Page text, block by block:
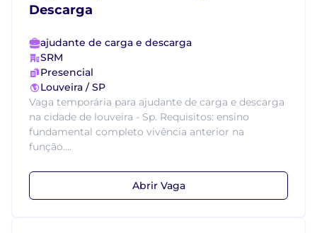
Descarga
ajudante de carga e descarga
SRM
Presencial
Louveira / SP
Vaga temporária para ajudante de carga e descarga
na cidade de louveira - Sp. Requisitos: ensino
fundamental completo vivência anterior na
função....
Abrir Vaga